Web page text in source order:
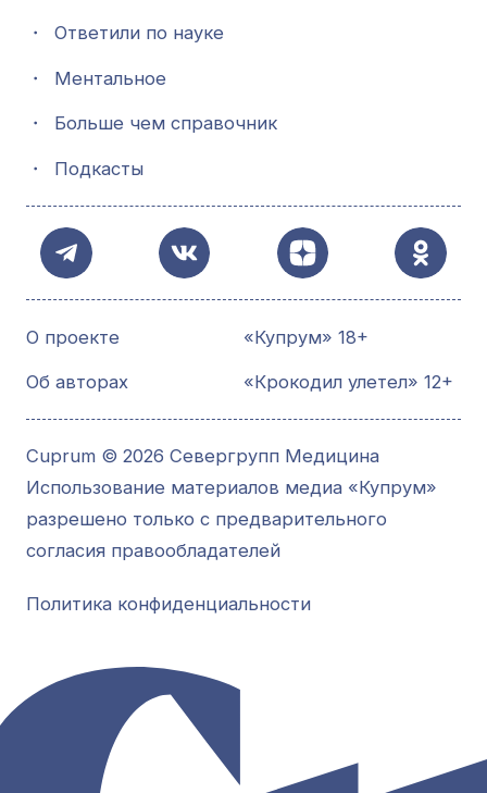
・ Ответили по науке
・ Ментальное
・ Больше чем справочник
・ Подкасты
О проекте
Об авторах
«Купрум» 18+
«Крокодил улетел» 12+
Cuprum © 2026 Севергрупп Медицина
Использование материалов медиа «Купрум»
разрешено только с предварительного
согласия правообладателей
Политика конфиденциальности